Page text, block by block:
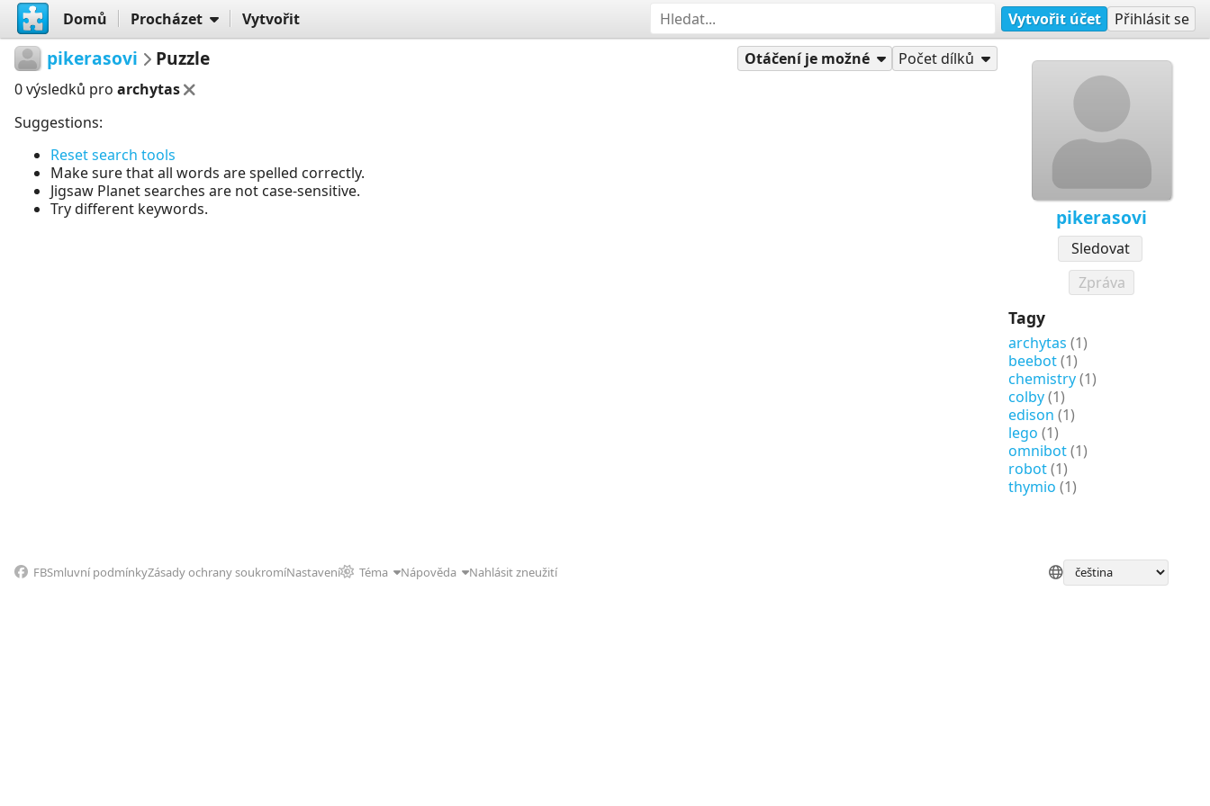
Domů Procházet Vytvořit Vytvořit účet Přihlásit se
pikerasovi
Sledovat
Zpráva
Tagy
archytas (1)
beebot(1)
chemistry(1)
colby(1)
edison (1)
lego (1)
omnibot(1)
robot(1)
thymio (1)
pikerasovi Puzzle Otáčení je možné
Počet dílků
0 výsledků pro archytas
Suggestions:
Reset search tools
Make sure that all words are spelled correctly.
Jigsaw Planet searches are not case-sensitive.
Try different keywords.
FBSmluvní podmínkyZásady ochrany soukromíNastavení Téma Nápověda Nahlásit zneužití